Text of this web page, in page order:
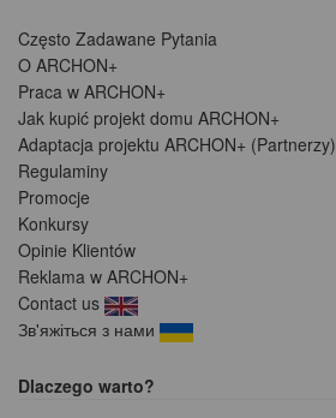
Często Zadawane Pytania
O ARCHON+
Praca w ARCHON+
Jak kupić projekt domu ARCHON+
Adaptacja projektu ARCHON+ (Partnerzy)
Regulaminy
Promocje
Konkursy
Opinie Klientów
Reklama w ARCHON+
Contact us
Зв'яжіться з нами
Dlaczego warto?